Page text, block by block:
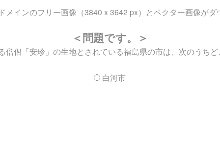
インのフリー画像（3840 x 3642 px）とベクター画像が
＜問題です。＞
侶「安珍」の生地とされている福島県の市は、次のうちど
白河市